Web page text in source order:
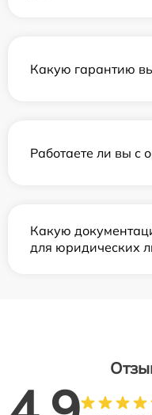
Какую гарантию
Работаете ли вы с
Какую
для юридических